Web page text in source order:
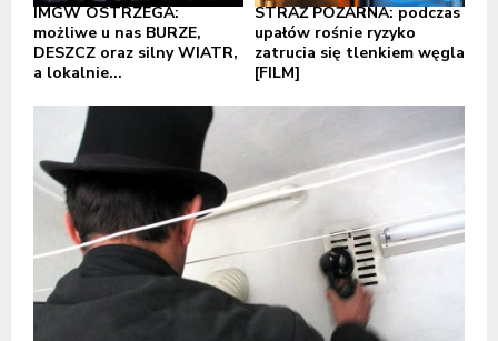
IMGW OSTRZEGA:
możliwe u nas BURZE,
DESZCZ oraz silny WIATR,
a lokalnie...
STRAŻ POŻARNA: podczas
upałów rośnie ryzyko
zatrucia się tlenkiem węgla
[FILM]